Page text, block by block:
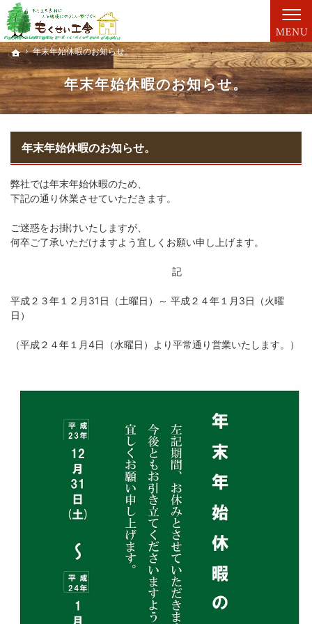
ホーム
年末年始休暇のお知らせ。
年末年始休暇のお知らせ。
親切丁寧な仕事が評判です。新築一戸建て・工務店（大分）ならもくせい工舎にお任せ。
新築一戸建て・工務店（大分）なら、もくせい工舎で家づくり。
年末年始休暇のお知らせ。
弊社では年末年始休暇のため、
下記の通り休業させていただきます。
ご迷惑をお掛けいたしますが、
何卒ご了承いただけますよう宜しくお願い申し上げます。
記
平成２３年１２月31日（土曜日）～ 平成２４年１月3日（火曜
日）
（平成２４年１月4日（水曜日）より平常通り営業いたします。）
ホーム
年末年始休暇のお知らせ。